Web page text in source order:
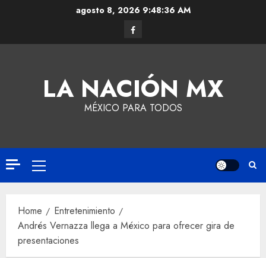
agosto 8, 2026 9:48:37 AM
LA NACIÓN MX
MÉXICO PARA TODOS
Home
Entretenimiento
Andrés Vernazza llega a México para ofrecer gira de
presentaciones